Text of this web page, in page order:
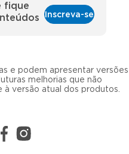
e podem apresentar versões
melhorias que não
à versão atual dos produtos.
fique
Inscreva-se